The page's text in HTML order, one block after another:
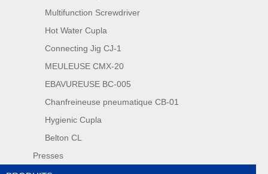
Multifunction Screwdriver
Hot Water Cupla
Connecting Jig CJ-1
MEULEUSE CMX-20
EBAVUREUSE BC-005
Chanfreineuse pneumatique CB-01
Hygienic Cupla
Belton CL
Presses